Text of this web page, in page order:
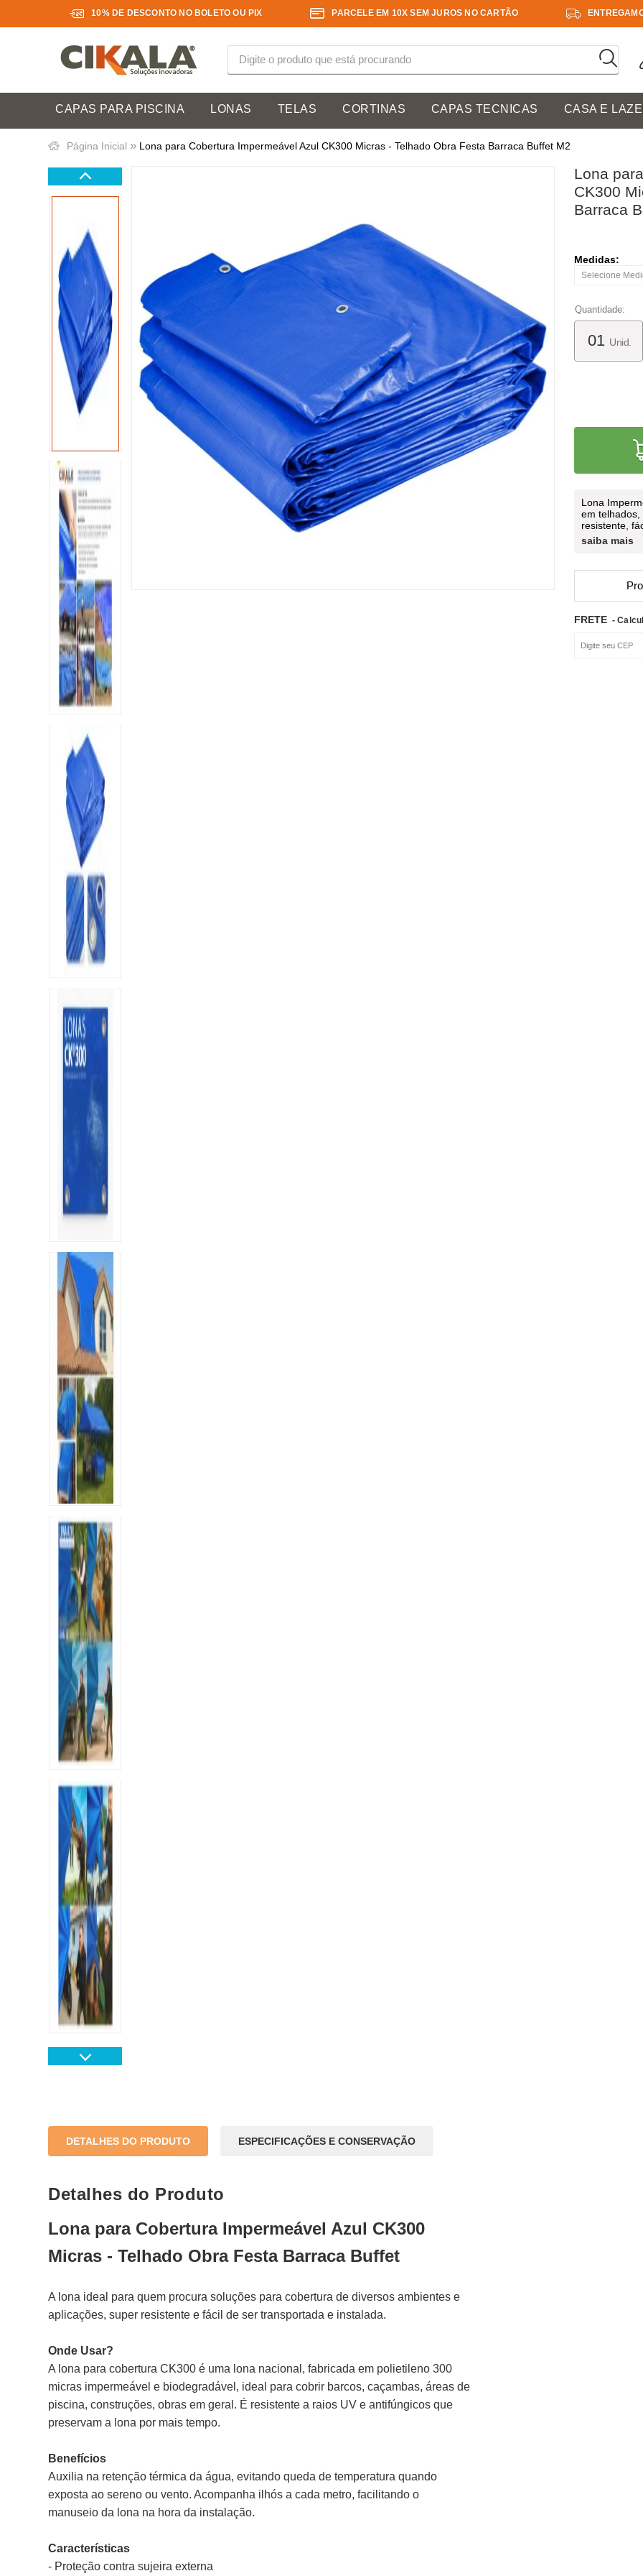
10% DE DESCONTO NO BOLETO OU PIX PARCELE EM 10X SEM JUROS NO CARTÃO
CAPAS PARA PISCINA LONAS TELAS CORTINAS CAPAS TECNICAS CASA E
Página Inicial » Lona para Cobertura Impermeável Azul CK300 Micras - Telhado Obra Festa Barraca Buffet M2
Lona
CK300
Barraca
Medidas:
Quantidade:
Unid.
Lona
em
resistente,
saiba mais
FRETE -
DETALHES DO PRODUTO
Detalhes do Produto
Lona para Cobertura Impermeável Azul CK300
Micras - Telhado Obra Festa Barraca Buffet
A lona ideal para quem procura soluções para cobertura de diversos ambientes e
aplicações, super resistente e fácil de ser transportada e instalada.
Onde Usar?
A lona para cobertura CK300 é uma lona nacional, fabricada em polietileno 300
micras impermeável e biodegradável, ideal para cobrir barcos, caçambas, áreas de
piscina, construções, obras em geral. É resistente a raios UV e antifúngicos que
preservam a lona por mais tempo.
Benefícios
Auxilia na retenção térmica da água, evitando queda de temperatura quando
exposta ao sereno ou vento. Acompanha ilhós a cada metro, facilitando o
manuseio da lona na hora da instalação.
Características
- Proteção contra sujeira externa
ESPECIFICAÇÕES E CONSERVAÇÃO